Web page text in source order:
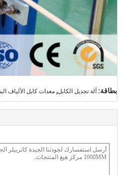
بطاقة: آلة تجديل الكابل, معدات كابل الألياف